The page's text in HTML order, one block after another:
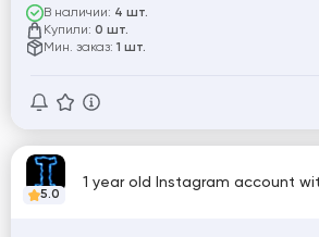
В наличии: 4 шт.
Купили: 0 шт.
Мин. заказ: 1 шт.
5.0
1 year old Instagram account